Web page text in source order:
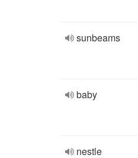
sunbeams
baby
nestle